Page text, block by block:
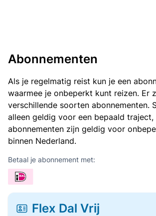
Abonnementen
Als je regelmatig reist kun je een
waarmee je onbeperkt kunt reizen. Er
verschillende soorten abonnementen.
alleen geldig voor een bepaald traject,
abonnementen zijn geldig voor
binnen Nederland.
Betaal je abonnement met:
Flex Dal Vrij